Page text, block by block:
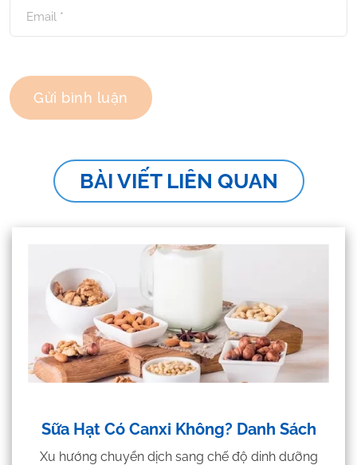
BÀI VIẾT LIÊN QUAN
Sữa Hạt Có Canxi Không? Danh Sách
Xu hướng chuyển dịch sang chế độ dinh dưỡng